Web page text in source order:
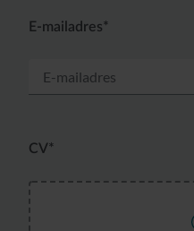
E-mailadres*
CV*